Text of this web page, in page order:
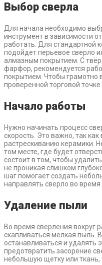
Выбор сверла
Для начала необходимо
инструмент в зависимости
работать. Для стандартной
подойдет перьевое сверло
алмазным покрытием. С
фарфор, рекомендуется
покрытием. Чтобы грамотно
проверенной торговой точке.
Начало работы
Нужно начинать процесс
скорость. Это важно, так
растрескиванию керамики.
том месте, где будет
состоит в том, чтобы
не проникая слишком
шаг помогает создать
направлять сверло во время
Удаление пыли
Во время сверления вокруг
скапливаться мелкая пыль.
останавливаться и удалять
предотвратить засорение
небольшую щетку или ткань,